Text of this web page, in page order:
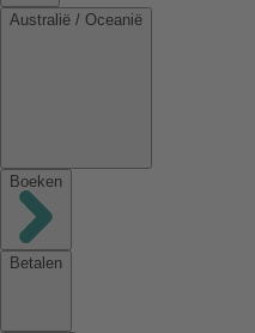
Australië / Oceanië
Boeken
Betalen